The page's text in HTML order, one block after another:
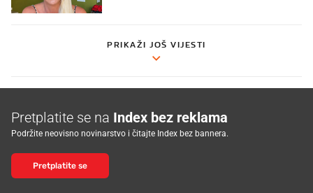
PRIKAŽI JOŠ VIJESTI
Pretplatite se na Index bez reklama
Podržite neovisno novinarstvo i čitajte Index bez bannera.
Pretplatite se